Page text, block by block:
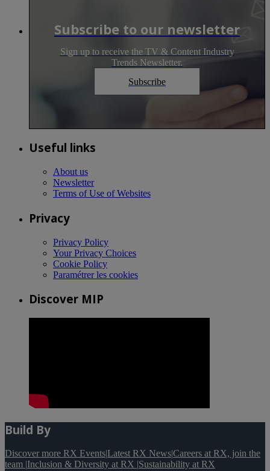
Subscribe to our newsletter
Sign up to receive the TV & Content Industry
Trends Newsletter.
Subscribe
Useful links
About us
Newsletter
Terms of Use of Websites
Privacy
Privacy Policy
Your Privacy Choices
Cookie Policy
Paramétrer les cookies
Discover MIP
Build By
Discover more RX Events|Latest RX News|Careers at RX, join the
team |Inclusion & Diversity at RX |Sustainability at RX